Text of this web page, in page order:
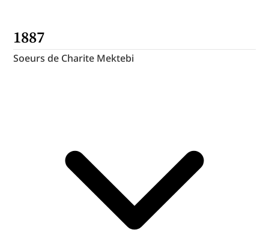
1887
Soeurs de Charite Mektebi